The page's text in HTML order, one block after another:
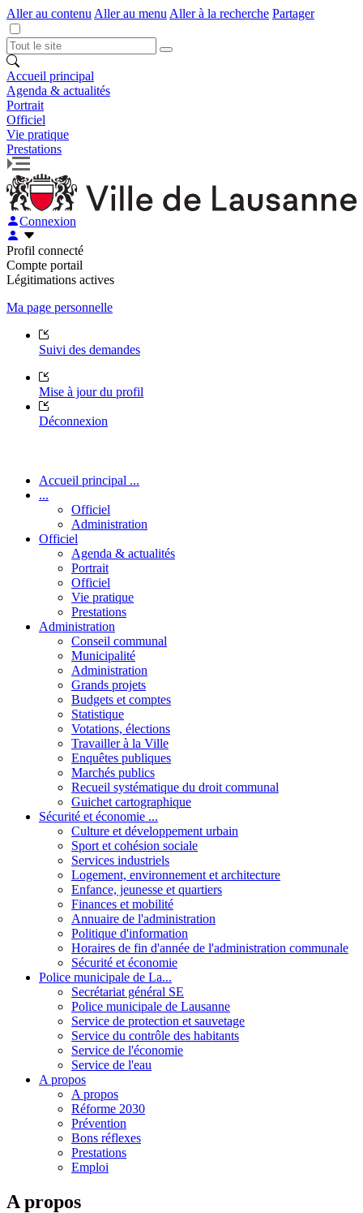
Aller au contenu Aller au menu Aller à la recherche Partager
Accueil principal
Agenda & actualités
Portrait
Officiel
Vie pratique
Prestations
Connexion
Profil connecté
Compte portail
Légitimations actives
Ma page personnelle
Suivi des demandes
Mise à jour du profil
Déconnexion
Accueil principal ...
...
Officiel
Administration
Officiel
Agenda & actualités
Portrait
Officiel
Vie pratique
Prestations
Administration
Conseil communal
Municipalité
Administration
Grands projets
Budgets et comptes
Statistique
Votations, élections
Travailler à la Ville
Enquêtes publiques
Marchés publics
Recueil systématique du droit communal
Guichet cartographique
Sécurité et économie ...
Culture et développement urbain
Sport et cohésion sociale
Services industriels
Logement, environnement et architecture
Enfance, jeunesse et quartiers
Finances et mobilité
Annuaire de l'administration
Politique d'information
Horaires de fin d'année de l'administration communale
Sécurité et économie
Police municipale de La...
Secrétariat général SE
Police municipale de Lausanne
Service de protection et sauvetage
Service du contrôle des habitants
Service de l'économie
Service de l'eau
A propos
A propos
Réforme 2030
Prévention
Bons réflexes
Prestations
Emploi
A propos